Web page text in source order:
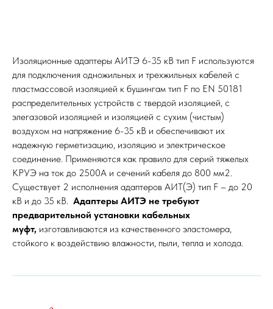
Изоляционные адаптеры АИТЭ 6-35 кВ тип F используются
для подключения одножильных и трехжильных кабелей с
пластмассовой изоляцией к бушингам тип F по EN 50181
распределительных устройств с твердой изоляцией, с
элегазовой изоляцией и изоляцией с сухим (чистым)
воздухом на напряжение 6-35 кВ и обеспечивают их
надежную герметизацию, изоляцию и электрическое
соединение. Применяются как правило для серий тяжелых
КРУЭ на ток до 2500А и сечений кабеля до 800 мм2.
Существует 2 исполнения адаптеров АИТ(Э) тип F – до 20
кВ и до 35 кВ. Адаптеры АИТЭ не требуют
предварительной установки кабельных
муфт, изготавливаются из качественного эластомера,
стойкого к воздействию влажности, пыли, тепла и холода.